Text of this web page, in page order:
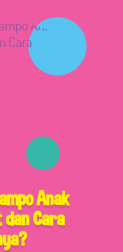
Anak
Cara